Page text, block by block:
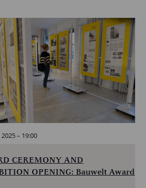
CEREMONY AND
OPENING: Bauwelt Award
– 19:00